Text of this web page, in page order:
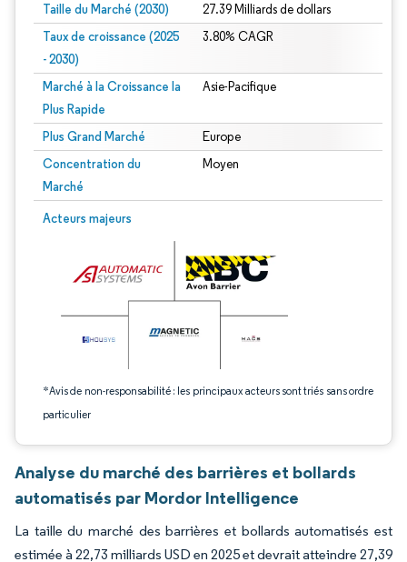
Taille du Marché (2030) 27.39 Milliards de dollars
Taux de croissance (2025
- 2030)
3.80% CAGR
Marché à la Croissance la
Plus Rapide
Asie-Pacifique
Plus Grand Marché Europe
Concentration du
Marché
Moyen
Acteurs majeurs
*Avis de non-responsabilité : les principaux acteurs sont triés sans ordre
particulier
Image © Mordor Intelligence. La réutilisation nécessite une attribution sous CC
Analyse du marché des barrières et bollards
automatisés par Mordor Intelligence
La taille du marché des barrières et bollards automatisés est
estimée à 22,73 milliards USD en 2025 et devrait atteindre 27,39